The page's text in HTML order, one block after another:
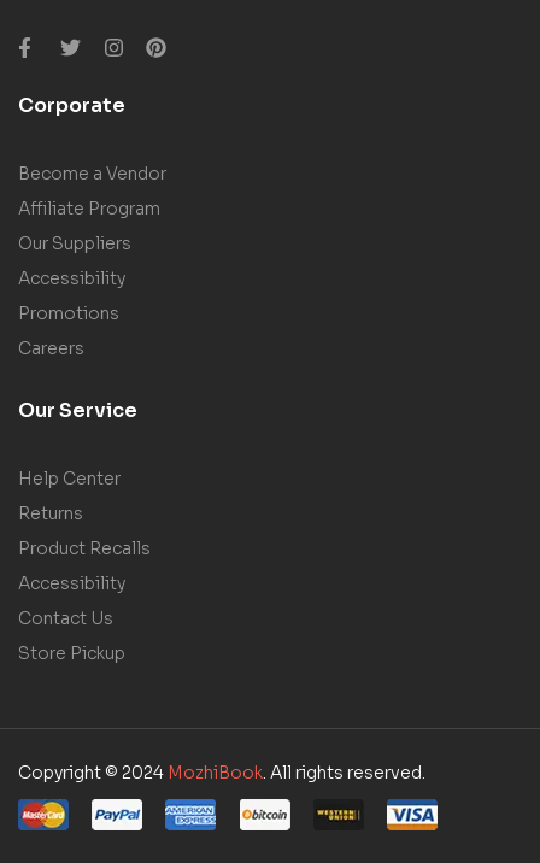
Corporate
Become a Vendor
Affiliate Program
Our Suppliers
Accessibility
Promotions
Careers
Our Service
Help Center
Returns
Product Recalls
Accessibility
Contact Us
Store Pickup
Copyright © 2024 MozhiBook. All rights reserved.